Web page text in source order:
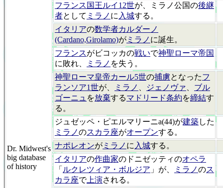
Dr. Midwest's
big database
of history
フランス国王ルイ12世が、ミラノ公国の後継
者として ミラノ に 入城する。
イタリアの数学者カルダーノ
(Cardano,Girolamo)が ミラノ に誕生。
フランスがビコッカの戦いで神聖ローマ帝国
に敗れ、
ミラノ を失う。
神聖ローマ皇帝カール5世の捕虜となったフ
ランソア1世が、 ミラノ ジェノヴァ
ブル
ゴーニュ を放棄するマドリード条約を締結す
る。
ジュゼッペ・ピエルマリーニa(44)が建築した
ミラノのスカラ座がオープンする。
ナポレオンが ミラノ に 入城する。
イタリアの作曲家のドニゼッティのオペラ
「 ルクレツィア・ボルジア 」が、 ミラノのス
カラ座で上演される。